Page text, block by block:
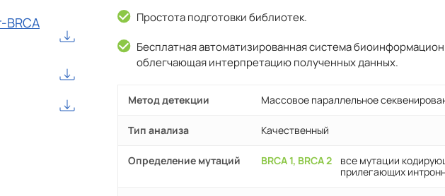
Простота подготовки библиотек.
Бесплатная автоматизированная система
облегчающая интерпретацию полученных данных.
Метод детекции Массовое параллельное
Тип анализа Качественный
Определение мутаций BRCA 1, BRCA 2
все мутации
прилегающих